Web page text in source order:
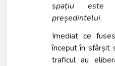
spațiu este
președintelui.
Imediat ce
început în sfârșit
traficul au